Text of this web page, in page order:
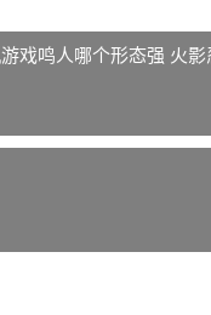
戏鸣人哪个形态强 火